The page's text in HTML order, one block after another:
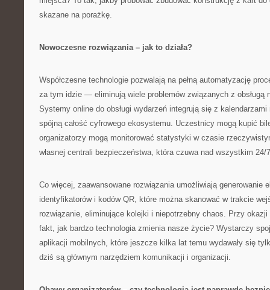
skazane na porażkę.
Nowoczesne rozwiązania – jak to działa?
Współczesne technologie pozwalają na pełną automatyzację
za tym idzie — eliminują wiele problemów związanych z obsługą
Systemy online do obsługi wydarzeń integrują się z
spójną całość cyfrowego ekosystemu. Uczestnicy mogą kupić
organizatorzy mogą monitorować statystyki w czasie
własnej centrali bezpieczeństwa, która czuwa nad wszystkim 24/
Co więcej, zaawansowane rozwiązania umożliwiają generowanie
identyfikatorów i kodów QR, które można skanować w trakcie
rozwiązanie, eliminujące kolejki i niepotrzebny chaos. Przy
fakt, jak bardzo technologia zmienia nasze życie? Wystarczy
aplikacji mobilnych, które jeszcze kilka lat temu wydawały się
dziś są głównym narzędziem komunikacji i organizacji.